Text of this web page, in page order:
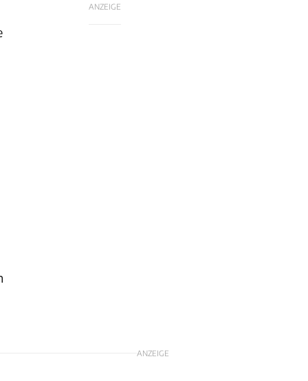
ANZEIGE
ANZEIGE